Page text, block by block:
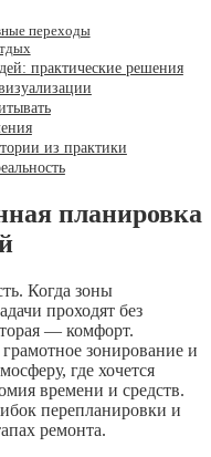
переходы
практические решения
из практики
планировка
Когда зоны
проходят без
— комфорт.
зонирование и
где хочется
времени и средств.
перепланировки и
ремонта.